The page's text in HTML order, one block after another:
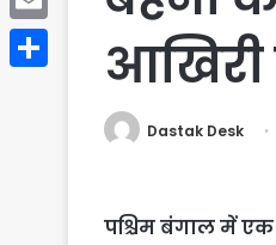
आखिरी
Dastak Desk
पश्चिम बंगाल में
Email